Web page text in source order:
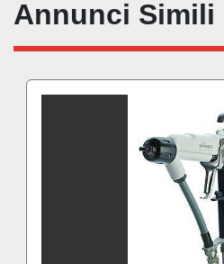
Annunci Simili